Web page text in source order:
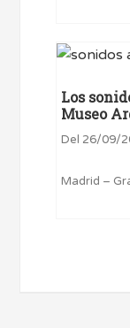
Los
Museo
Del 26/09/
Madrid –